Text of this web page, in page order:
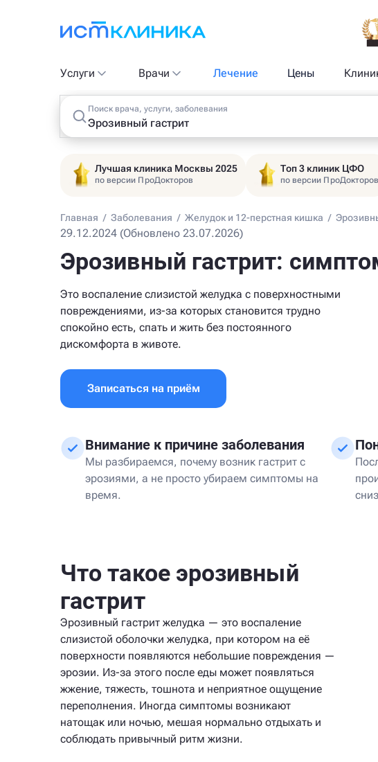
Услуги Врачи Лечение Цены
Поиск врача, услуги, заболевания
Лучшая клиника Москвы 2025
по версии ПроДокторов
Топ 3 клиник ЦФО
по версии ПроДокторов
Главная / Заболевания / Желудок и 12-перстная кишка /
29.12.2024 (Обновлено 23.07.2026)
Эрозивный гастрит:
Это воспаление слизистой желудка с поверхностными
повреждениями, из-за которых становится трудно
спокойно есть, спать и жить без постоянного
дискомфорта в животе.
Записаться на приём
Внимание к причине заболевания
Мы разбираемся, почему возник гастрит с
эрозиями, а не просто убираем симптомы на
время.
Что такое эрозивный
гастрит
Эрозивный гастрит желудка — это воспаление
слизистой оболочки желудка, при котором на её
поверхности появляются небольшие повреждения —
эрозии. Из-за этого после еды может появляться
жжение, тяжесть, тошнота и неприятное ощущение
переполнения. Иногда симптомы возникают
натощак или ночью, мешая нормально отдыхать и
соблюдать привычный ритм жизни.